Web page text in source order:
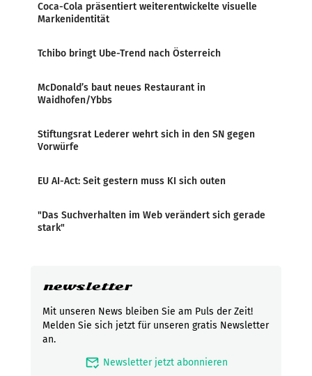
Coca-Cola präsentiert weiterentwickelte visuelle
Markenidentität
Tchibo bringt Ube-Trend nach Österreich
McDonald’s baut neues Restaurant in
Waidhofen/Ybbs
Stiftungsrat Lederer wehrt sich in den SN gegen
Vorwürfe
EU AI-Act: Seit gestern muss KI sich outen
"Das Suchverhalten im Web verändert sich gerade
stark"
newsletter
Mit unseren News bleiben Sie am Puls der Zeit!
Melden Sie sich jetzt für unseren gratis Newsletter
an.
mark_email_read Newsletter jetzt abonnieren